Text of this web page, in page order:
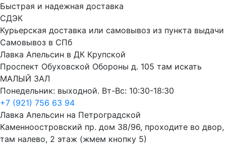
Быстрая и надежная доставка
СДЭК
Курьерская доставка или самовывоз из пункта выдачи
Самовывоз в СПб
Лавка Апельсин в ДК Крупской
Проспект Обуховской Обороны д. 105 там искать
МАЛЫЙ ЗАЛ
Понедельник: выходной. Вт-Вс: 10:30-18:30
+7 (921) 756 63 94
Лавка Апельсин на Петроградской
Каменноостровский пр. дом 38/96, проходите во двор,
там налево, 2 этаж (жмем кнопку 5)